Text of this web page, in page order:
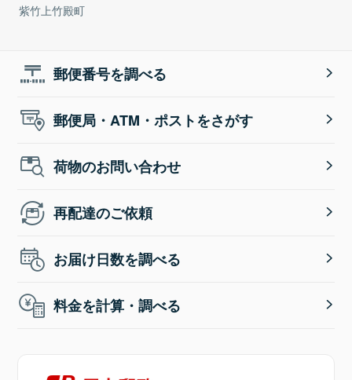
紫竹上竹殿町
郵便番号を調べる
郵便局・ATM・ポストをさがす
荷物のお問い合わせ
再配達のご依頼
お届け日数を調べる
料金を計算・調べる